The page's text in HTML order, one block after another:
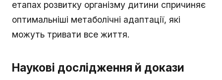
етапах розвитку організму дитини спричиняє
оптимальніші метаболічні адаптації, які
можуть тривати все життя.
Наукові дослідження й докази